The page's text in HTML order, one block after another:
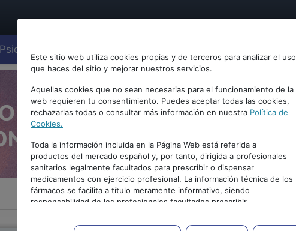
Psiquiatría
Este sitio web utiliza cookies propias y de terceros para analizar el uso
que haces del sitio y mejorar nuestros servicios.
Aquellas cookies que no sean necesarias para el funcionamiento de la
web requieren tu consentimiento. Puedes aceptar todas las cookies,
rechazarlas todas o consultar más información en nuestra Política de
Cookies.
Toda la información incluida en la Página Web está referida a
productos del mercado español y, por tanto, dirigida a profesionales
sanitarios legalmente facultados para prescribir o dispensar
medicamentos con ejercicio profesional. La información técnica de los
fármacos se facilita a título meramente informativo, siendo
responsabilidad de los profesionales facultados prescribir
medicamentos y decidir, en cada caso concreto, el tratamiento más
adecuado a las necesidades del paciente.
PUBLICIDAD